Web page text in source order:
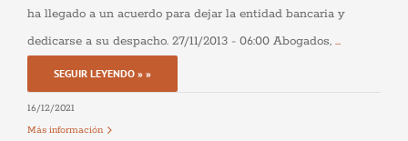
ha llegado a un acuerdo para dejar la entidad bancaria y
dedicarse a su despacho. 27/11/2013 - 06:00 Abogados, ...
SEGUIR LEYENDO » »
16/12/2021
Más información
Estas
son